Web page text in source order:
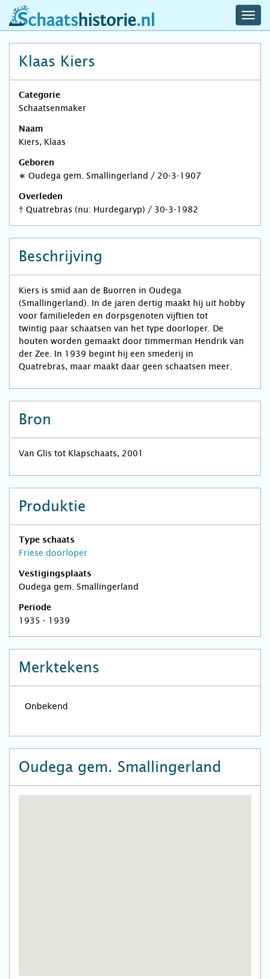
schaatshistorie.nl
Klaas Kiers
Categorie
Schaatsenmaker
Naam
Kiers, Klaas
Geboren
∗ Oudega gem. Smallingerland / 20-3-1907
Overleden
† Quatrebras (nu: Hurdegaryp) / 30-3-1982
Beschrijving
Kiers is smid aan de Buorren in Oudega
(Smallingerland). In de jaren dertig maakt hij uit hobby
voor familieleden en dorpsgenoten vijftien tot
twintig paar schaatsen van het type doorloper. De
houten worden gemaakt door timmerman Hendrik van
der Zee. In 1939 begint hij een smederij in
Quatrebras, maar maakt daar geen schaatsen meer.
Bron
Van Glis tot Klapschaats, 2001
Produktie
Type schaats
Friese doorloper
Vestigingsplaats
Oudega gem. Smallingerland
Periode
1935 - 1939
Merktekens
Oudega gem. Smallingerland